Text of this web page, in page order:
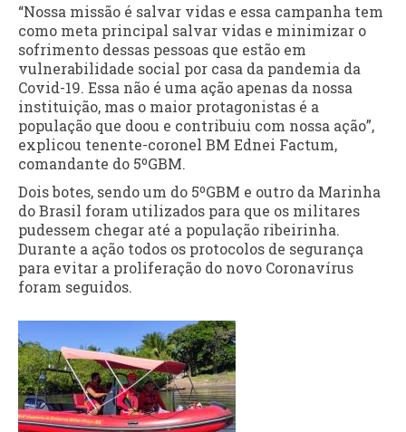
“Nossa missão é salvar vidas e essa campanha tem
como meta principal salvar vidas e minimizar o
sofrimento dessas pessoas que estão em
vulnerabilidade social por casa da pandemia da
Covid-19. Essa não é uma ação apenas da nossa
instituição, mas o maior protagonistas é a
população que doou e contribuiu com nossa ação”,
explicou tenente-coronel BM Ednei Factum,
comandante do 5ºGBM.
Dois botes, sendo um do 5ºGBM e outro da Marinha
do Brasil foram utilizados para que os militares
pudessem chegar até a população ribeirinha.
Durante a ação todos os protocolos de segurança
para evitar a proliferação do novo Coronavírus
foram seguidos.